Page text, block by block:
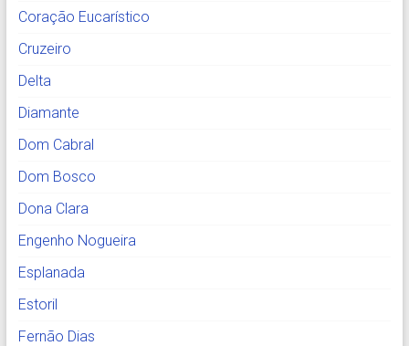
Coração Eucarístico
Cruzeiro
Delta
Diamante
Dom Cabral
Dom Bosco
Dona Clara
Engenho Nogueira
Esplanada
Estoril
Fernão Dias